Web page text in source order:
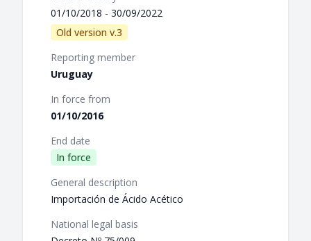
01/10/2018 - 30/09/2022
Old version v.3
Reporting member
Uruguay
In force from
01/10/2016
End date
In force
General description
Importación de Ácido Acético
National legal basis